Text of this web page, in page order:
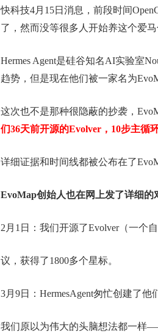
快科技4月15日消息，前段时间
了，然而没等很多人开始养这个爱
Hermes Agent是硅谷知名AI实验室
趋势，但是现在他们被一家名为
这次也不是那种很隐蔽的抄袭，
们36天前开源的Evolver，10步主循
详细证据和时间线都被公布在了
EvoMap创始人也在网上发了详细的
2月1日：我们开源了Evolver（一个
议，获得了1800多个星标。
3月9日：HermesAgent匆忙创建了他
我们原以为伟大的头脑想法都一样